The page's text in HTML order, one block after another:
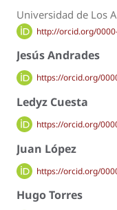
Universidad de Los
http://orcid.org/
Jesús Andrades
https://orcid.org/
Ledyz Cuesta
https://orcid.org/
Juan López
https://orcid.org/
Hugo Torres